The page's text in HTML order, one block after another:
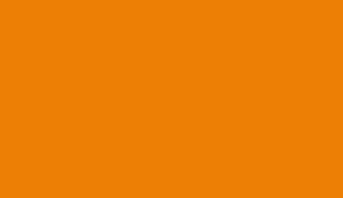
in Ottakring ausgesetzt